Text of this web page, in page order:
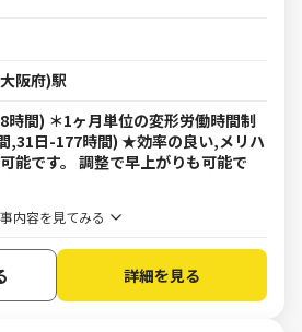
阪府)駅
時間) ＊1ヶ月単位の変形労働時間制
,31日-177時間) ★効率の良い,メリハ
能です。 調整で早上がりも可能で
内容を見てみる
詳細を見る